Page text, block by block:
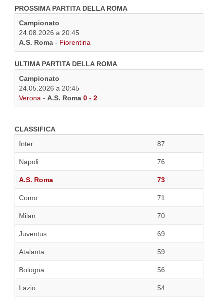
PROSSIMA PARTITA DELLA ROMA
Campionato
24.08.2026 a 20:45
A.S. Roma - Fiorentina
ULTIMA PARTITA DELLA ROMA
Campionato
24.05.2026 a 20:45
Verona - A.S. Roma 0 - 2
CLASSIFICA
Inter
87
Napoli 76
A.S. Roma 73
Como 71
Milan 70
Juventus 69
Atalanta 59
Bologna 56
Lazio 54